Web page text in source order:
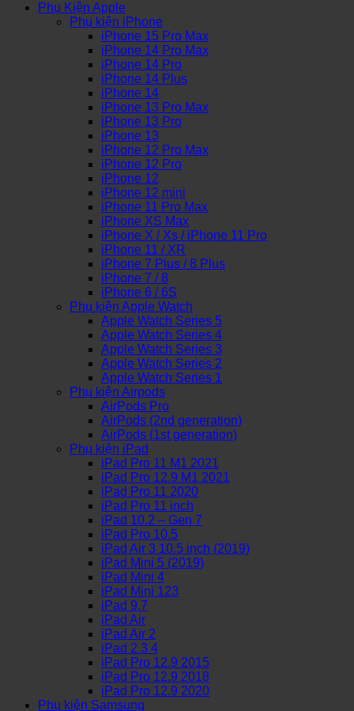
Phụ Kiện Apple
Phụ kiện iPhone
iPhone 15 Pro Max
iPhone 14 Pro Max
iPhone 14 Pro
iPhone 14 Plus
iPhone 14
iPhone 13 Pro Max
iPhone 13 Pro
iPhone 13
iPhone 12 Pro Max
iPhone 12 Pro
iPhone 12
iPhone 12 mini
iPhone 11 Pro Max
iPhone XS Max
iPhone X / Xs / iPhone 11 Pro
iPhone 11 / XR
iPhone 7 Plus / 8 Plus
iPhone 7 / 8
iPhone 6 / 6S
Phụ kiện Apple Watch
Apple Watch Series 5
Apple Watch Series 4
Apple Watch Series 3
Apple Watch Series 2
Apple Watch Series 1
Phụ kiện Airpods
AirPods Pro
AirPods (2nd generation)
AirPods (1st generation)
Phụ kiện iPad
iPad Pro 11 M1 2021
iPad Pro 12.9 M1 2021
iPad Pro 11 2020
iPad Pro 11 inch
iPad 10.2 – Gen 7
iPad Pro 10.5
iPad Air 3 10.5 inch (2019)
iPad Mini 5 (2019)
iPad Mini 4
iPad Mini 123
iPad 9.7
iPad Air
iPad Air 2
iPad 2 3 4
iPad Pro 12.9 2015
iPad Pro 12.9 2018
iPad Pro 12.9 2020
Phụ kiện Samsung